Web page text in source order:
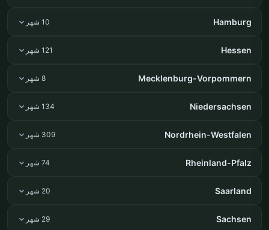
Hamburg 10 شهر
Hessen 121 شهر
Mecklenburg-Vorpommern 8 شهر
Niedersachsen 134 شهر
Nordrhein-Westfalen 309 شهر
Rheinland-Pfalz 74 شهر
Saarland 20 شهر
Sachsen 29 شهر